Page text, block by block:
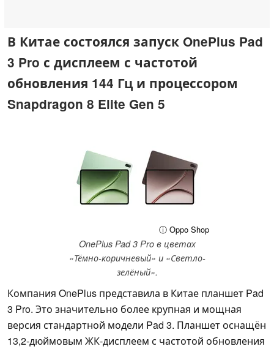
В Китае состоялся запуск OnePlus Pad
3 Pro с дисплеем с частотой
обновления 144 Гц и процессором
Snapdragon 8 Elite Gen 5
ⓘ Oppo Shop
OnePlus Pad 3 Pro в цветах
«Тёмно-коричневый» и «Светло-
зелёный».
Компания OnePlus представила в Китае планшет Pad
3 Pro. Это значительно более крупная и мощная
версия стандартной модели Pad 3. Планшет оснащён
13,2-дюймовым ЖК-дисплеем с частотой обновления